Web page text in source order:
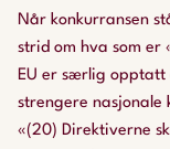
Når konkurransen
strid om hva som er
EU er særlig
strengere nasjonale
«(20) Direktiverne